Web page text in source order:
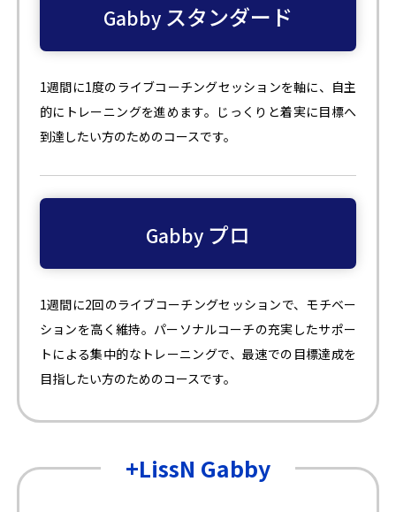
Gabby スタンダード
1週間に1度のライブコーチングセッションを軸に、自主
的にトレーニングを進めます。じっくりと着実に目標へ
到達したい方のためのコースです。
Gabby プロ
1週間に2回のライブコーチングセッションで、モチベー
ションを高く維持。パーソナルコーチの充実したサポー
トによる集中的なトレーニングで、最速での目標達成を
目指したい方のためのコースです。
+LissN Gabby